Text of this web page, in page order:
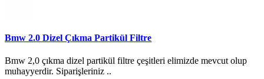
Bmw 2.0 Dizel Çıkma Partikül Filtre
Bmw 2,0 çıkma dizel partikül filtre çeşitleri elimizde mevcut olup
muhayyerdir. Siparişleriniz ..